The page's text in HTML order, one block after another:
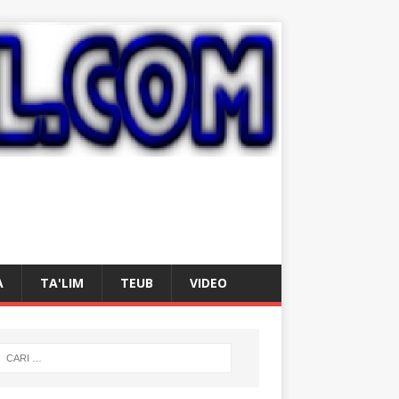
TA'LIM TEUB VIDEO